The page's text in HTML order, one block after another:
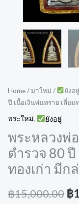
Home/ มาใหม่ / ยังอยู่
ปี เนื้อเงินพ่นทราย เลี่ยม
พระใหม่, ยังอยู่
พระหลวงพ่
ตำรวจ 80
ทองเก่า มีก
฿15,000.00 ฿